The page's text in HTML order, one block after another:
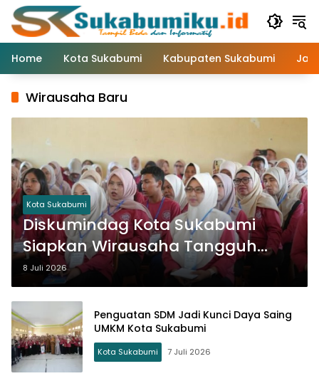
Langsung
konten
Home
Kota Sukabumi Kabupaten Sukabumi
Wirausaha Baru
Kota Sukabumi
Diskumindag Kota Sukabumi
Siapkan Wirausaha Tangguh
Lewat Pelatihan Vokasi
8 Juli 2026
Penguatan SDM Jadi Kunci Daya Saing
UMKM Kota Sukabumi
Kota Sukabumi 7 Juli 2026